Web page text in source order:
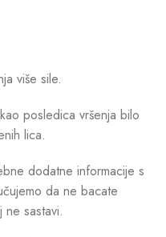
više sile.
posledica vršenja bilo
lica.
dodatne informacije s
da ne bacate
ne sastavi.